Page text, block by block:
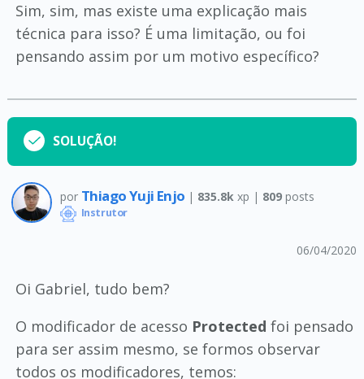
Sim, sim, mas existe uma explicação mais
técnica para isso? É uma limitação, ou foi
pensando assim por um motivo específico?
SOLUÇÃO!
por Thiago Yuji Enjo | 835.8k xp | 809posts
Instrutor
06/04/2020
Oi Gabriel, tudo bem?
O modificador de acesso Protected foi pensado
para ser assim mesmo, se formos observar
todos os modificadores, temos: